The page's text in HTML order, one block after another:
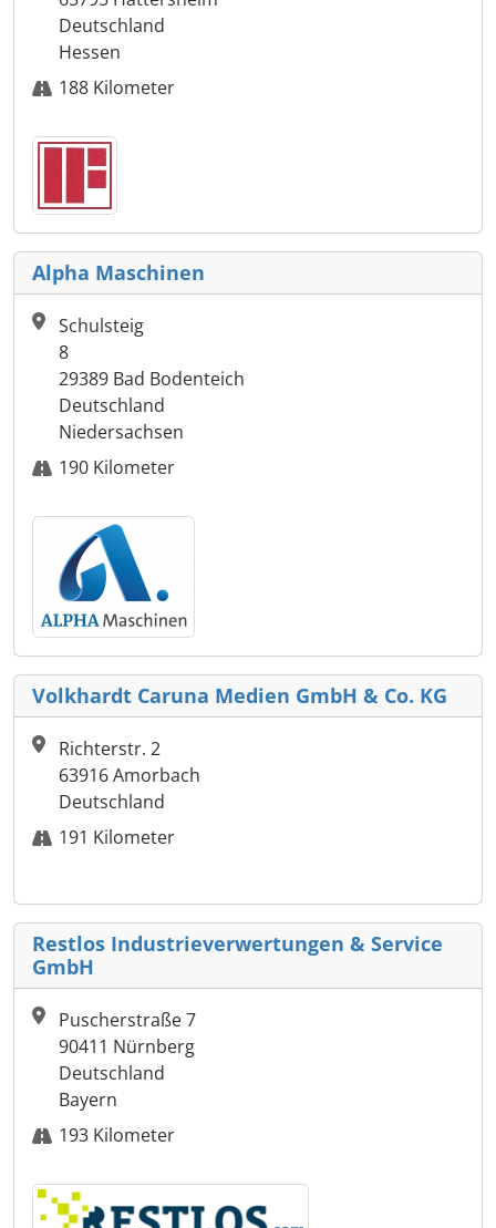
Deutschland
Hessen
188 Kilometer
Alpha Maschinen
Schulsteig
8
29389 Bad Bodenteich
Deutschland
Niedersachsen
190 Kilometer
Volkhardt Caruna Medien GmbH & Co. KG
Richterstr. 2
63916 Amorbach
Deutschland
191 Kilometer
Restlos Industrieverwertungen & Service
GmbH
Puscherstraße 7
90411 Nürnberg
Deutschland
Bayern
193 Kilometer